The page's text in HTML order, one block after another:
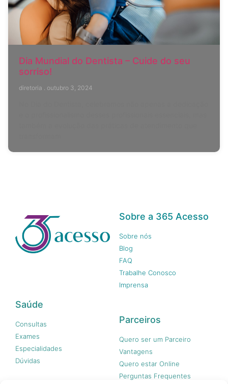
Dia Mundial do Dentista – Cuide do seu
sorriso!
diretoria outubro 3, 2024
Sobre a 365 Acesso
Sobre nós
Blog
FAQ
Trabalhe Conosco
Imprensa
Saúde
Consultas
Exames
Especialidades
Dúvidas
Parceiros
Quero ser um Parceiro
Vantagens
Quero estar Online
Perguntas Frequentes